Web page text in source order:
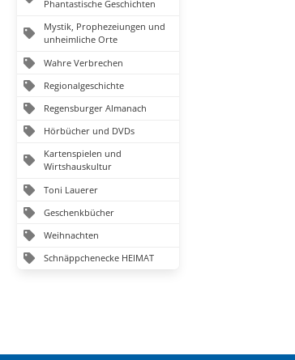
Phantastische Geschichten
Mystik, Prophezeiungen und
unheimliche Orte
Wahre Verbrechen
Regionalgeschichte
Regensburger Almanach
Hörbücher und DVDs
Kartenspielen und
Wirtshauskultur
Toni Lauerer
Geschenkbücher
Weihnachten
Schnäppchenecke HEIMAT